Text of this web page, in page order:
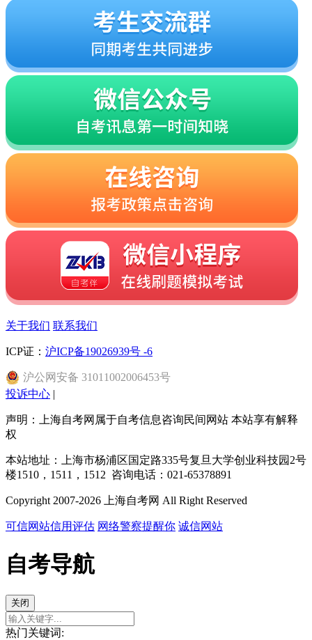
关于我们 联系我们
ICP证： 沪ICP备19026939号 -6
沪公网安备 31011002006453号
投诉中心 |
声明：上海自考网属于自考信息咨询民间网站 本站享有解释
权
本站地址：上海市杨浦区国定路335号复旦大学创业科技园2号
楼1510，1511，1512 咨询电话：021-65378891
Copyright 2007-2026 上海自考网 All Right Reserved
可信网站信用评估 网络警察提醒你 诚信网站
自考导航
关闭
热门关键词: